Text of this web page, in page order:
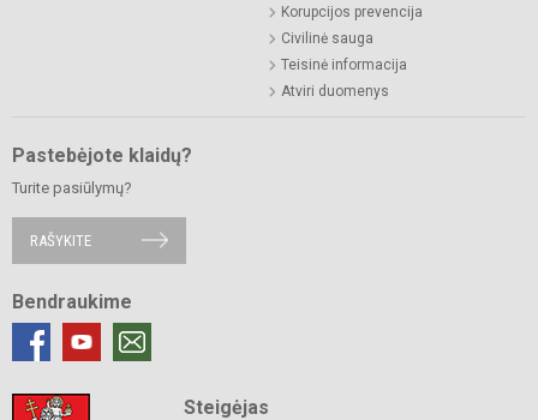
Korupcijos prevencija
Civilinė sauga
Teisinė informacija
Atviri duomenys
Pastebėjote klaidų?
Turite pasiūlymų?
RAŠYKITE
Bendraukime
Steigėjas